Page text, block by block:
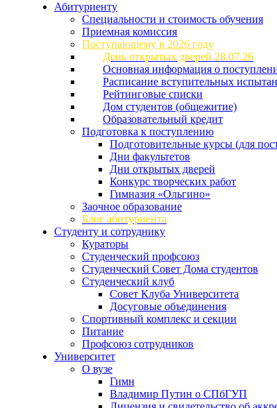
Абитуриенту
Специальности и стоимость обучения
Приемная комиссия
Поступающему в 2026 году
День открытых дверей 28.07.26
Основная информация о
Расписание вступительных
Рейтинговые списки
Дом студентов (общежитие)
Образовательный кредит
Подготовка к поступлению
Подготовительные курсы (для
Дни факультетов
Дни открытых дверей
Конкурс творческих работ
Гимназия «Ольгино»
Заочное образование
Блог абитуриента
Студенту и сотруднику
Кураторы
Студенческий профсоюз
Студенческий Совет Дома студентов
Студенческий клуб
Совет Клуба Университета
Досуговые объединения
Спортивный комплекс и секции
Питание
Профсоюз сотрудников
Университет
О вузе
Гимн
Владимир Путин о СПбГУП